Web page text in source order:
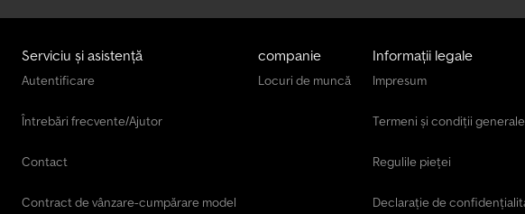
Serviciu și asistență
Autentificare
Întrebări frecvente/Ajutor
Contact
Contract de vânzare-cumpărare model
companie
Locuri de muncă
Informații legale
Impresum
Termeni și condiții generale
Regulile pieței
Declarație de